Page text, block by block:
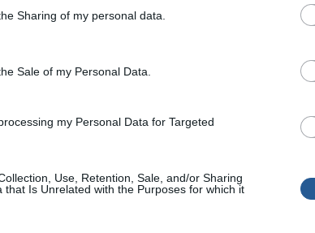
Sharing of my personal data.
Sale of my Personal Data.
my Personal Data for Targeted
Use, Retention, Sale, and/or Sharing
that Is Unrelated with the Purposes for which it